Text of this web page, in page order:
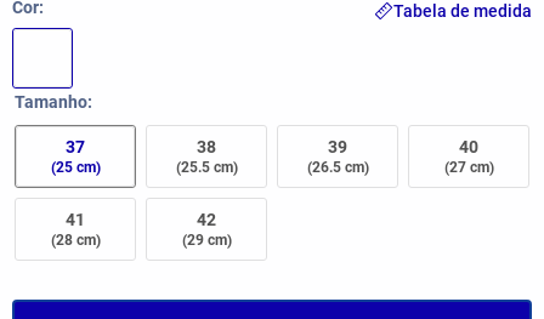
Cor
Tamanho
37
(25 cm)
38
(25.5 cm)
39
(26.5 cm)
40
(27 cm)
41
(28 cm)
42
(29 cm)
Tabela de medida